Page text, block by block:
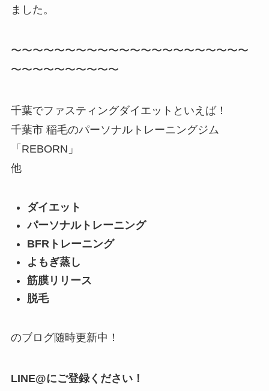
ました。
〜〜〜〜〜〜〜〜〜〜〜〜〜〜〜〜〜〜〜〜〜〜
〜〜〜〜〜〜〜〜〜〜
千葉でファスティングダイエットといえば！
千葉市 稲毛のパーソナルトレーニングジム
「REBORN」
他
ダイエット
パーソナルトレーニング
BFRトレーニング
よもぎ蒸し
筋膜リリース
脱毛
のブログ随時更新中！
LINE@にご登録ください！